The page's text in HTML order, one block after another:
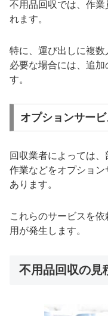
不用品回収では、作
れます。
特に、運び出しに複
必要な場合には、追
す。
オプションサービ
回収業者によっては
作業などをオプショ
あります。
これらのサービスを
用が発生します。
不用品回収の見